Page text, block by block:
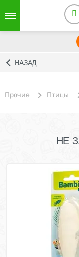
НАЗАД
Прочие Птицы
НЕ